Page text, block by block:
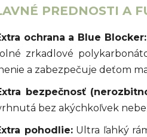
PREDNOSTI A
ochrana a Blue Blocker:
zrkadlové
a zabezpečuje deťom
bezpečnosť
bez akýchkoľvek
pohodlie:Ultra ľahký